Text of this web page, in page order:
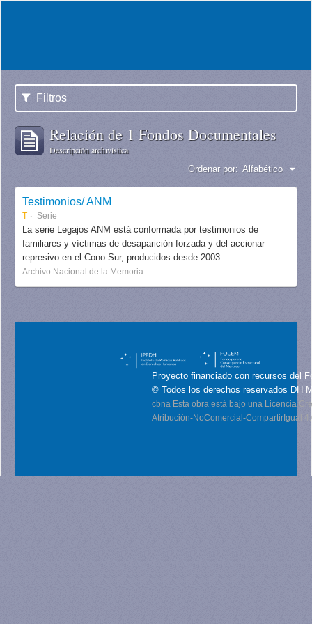
Filtros
Relación de 1 Fondos Documentales
Descripción archivística
Ordenar por: Alfabético
Testimonios/ ANM
T Serie
La serie Legajos ANM está conformada por testimonios de
familiares y víctimas de desaparición forzada y del accionar
represivo en el Cono Sur, producidos desde 2003.
Archivo Nacional de la Memoria
Proyecto financiado con recursos del
© Todos los derechos reservados DH
cbna Esta obra está bajo una Licencia
Atribución-NoComercial-CompartirIgual